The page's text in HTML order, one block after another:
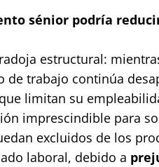
sénior podría
estructural:
de trabajo continúa
limitan su
imprescindible para
excluidos de los
laboral, debido a